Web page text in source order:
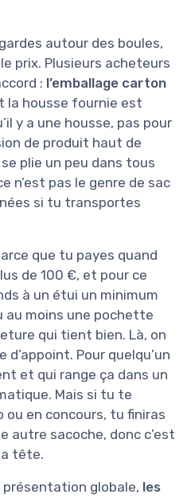
autour des boules,
prix. Plusieurs acheteurs
: l’emballage carton
la housse fournie est
y a une housse, pas pour
de produit haut de
plie un peu dans tous
n’est pas le genre de sac
si tu transportes
que tu payes quand
de 100 €, et pour ce
à un étui un minimum
au moins une pochette
qui tient bien. Là, on
Pour quelqu’un
et qui range ça dans un
Mais si tu te
ou en concours, tu finiras
autre sacoche, donc c’est
tête.
présentation globale, les